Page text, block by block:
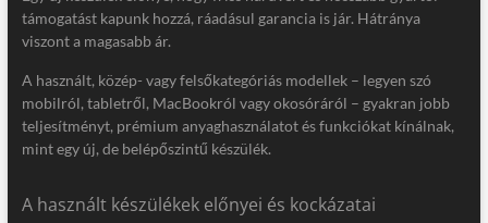
támogatást kapunk hozzá, ráadásul garancia is jár. Hátránya
viszont a magasabb ár.
A használt, közép- vagy felsőkategóriás modellek – legyen szó
mobilról, tabletről, MacBookról vagy okosóráról – gyakran jobb
teljesítményt, prémium anyaghasználatot és funkciókat kínálnak,
mint egy új, de belépőszintű készülék.
A használt készülékek előnyei és kockázatai